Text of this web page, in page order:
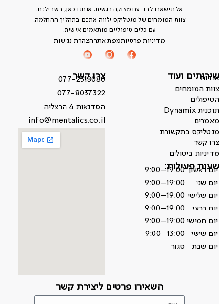
אל תישארו לבד עם מצוקה רגשית. אנחנו כאן, בשבילכם.
צוות המומחים של מנטליקס ילווה אתכם בתהליך ההחלמה,
עם כלים טיפוליים מותאמים אישית.
מדיניות פרטיותמפת אתרהצהרת נגישות
שירותים ועוד
אודות
צוות המומחים
הטיפולים
תוכנית Dynamix
מאמרים
מנטליקס בתקשורת
צרו קשר
מדיניות ביטולים
שעות פעילות:
יום ראשון 9:00–19:00
יום שני
9:00–19:00
יום שלישי 9:00–19:00
יום רבעי
9:00–19:00
יום חמישי 9:00–19:00
יום שישי
9:00–13:00
יום שבת
סגור
צרו קשר
077-2318080
077-8037322
הסדנאות 4 הרצליה
info@mentalics.co.il
השאירו פרטים ליצירת קשר